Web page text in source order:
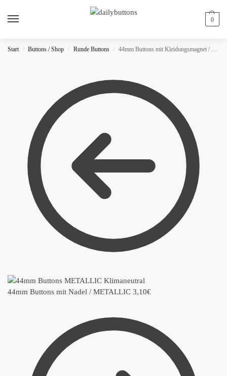
0
Start / Buttons / Shop / Runde Buttons / 44mm Buttons mit Kleidungsmagnet / METALLIC
44mm Buttons mit Nadel / METALLIC 3,10€